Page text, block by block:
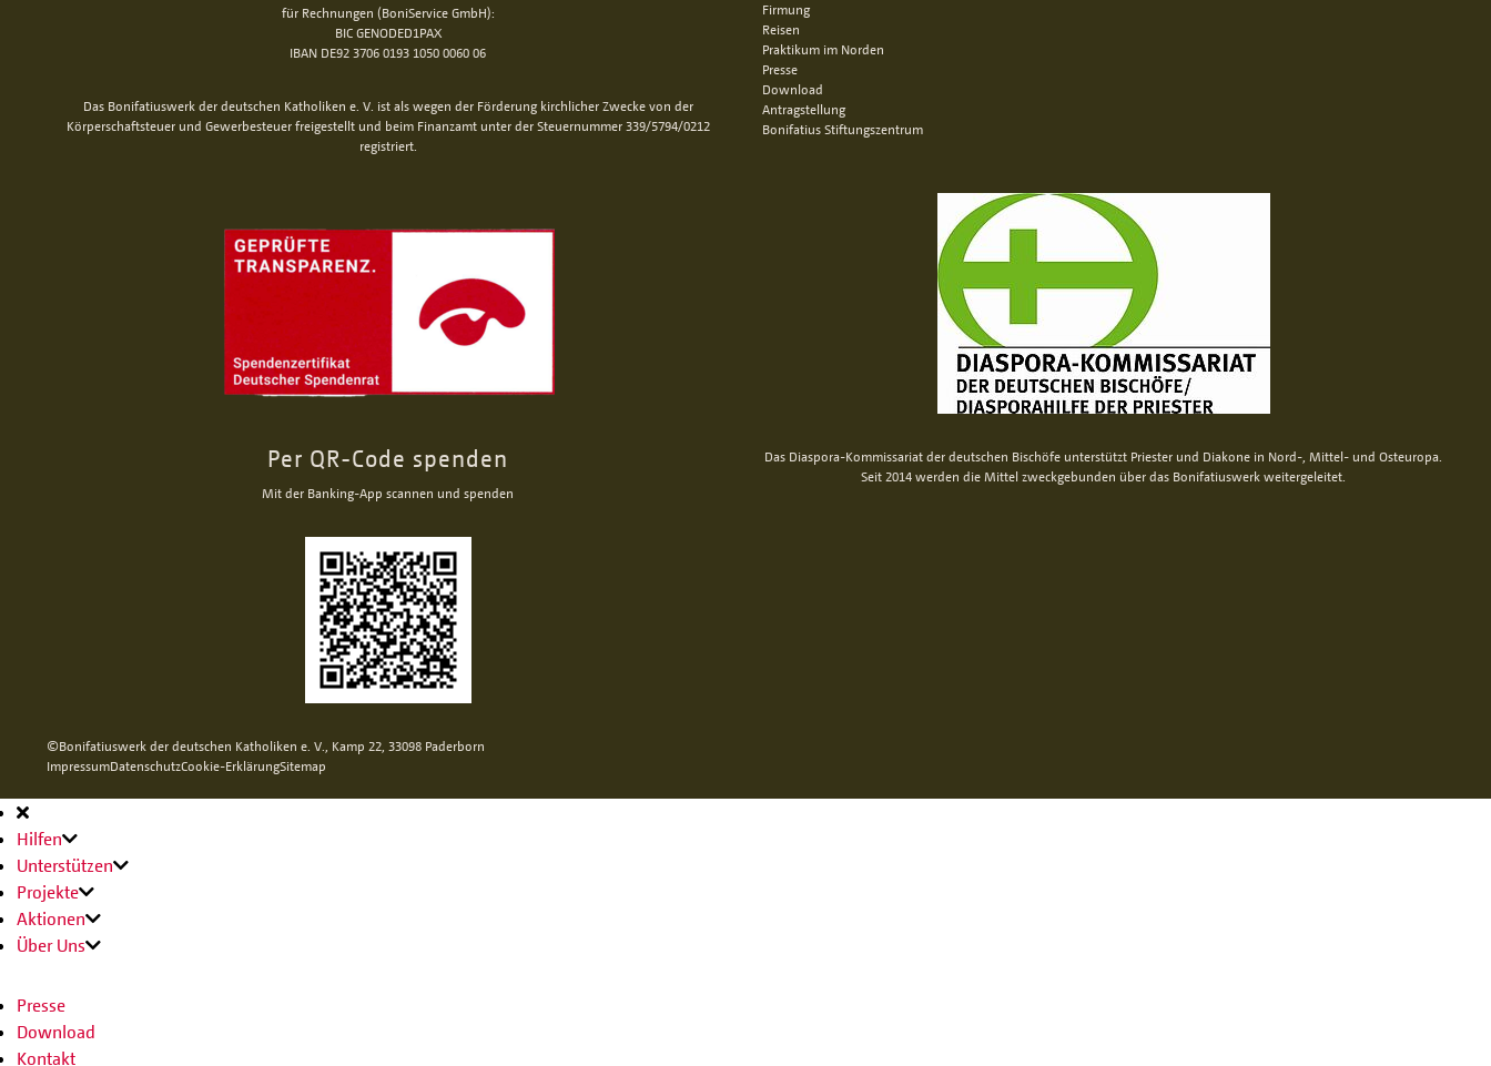
für Rechnungen (BoniService GmbH):
BIC GENODED1PAX
IBAN DE92 3706 0193 1050 0060 06
Das Bonifatiuswerk der deutschen Katholiken e. V. ist als wegen der Förderung kirchlicher Zwecke von der
Körperschaftsteuer und Gewerbesteuer freigestellt und beim Finanzamt unter der Steuernummer 339/5794/0212
registriert.
Per QR-Code spenden
Mit der Banking-App scannen und spenden
Firmung
Reisen
Praktikum im Norden
Presse
Download
Antragstellung
Bonifatius Stiftungszentrum
Das Diaspora-Kommissariat der deutschen Bischöfe unterstützt Priester und Diakone in Nord-, Mittel- und Osteuropa.
Seit 2014 werden die Mittel zweckgebunden über das Bonifatiuswerk weitergeleitet.
©Bonifatiuswerk der deutschen Katholiken e. V., Kamp 22, 33098 Paderborn
ImpressumDatenschutzCookie-ErklärungSitemap
Hauptnavigation
Hilfen
Unterstützen
Projekte
Aktionen
Über Uns
Presse
Download
Kontakt